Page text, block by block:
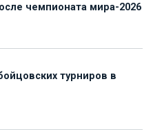
чемпионата мира-2026
турниров в